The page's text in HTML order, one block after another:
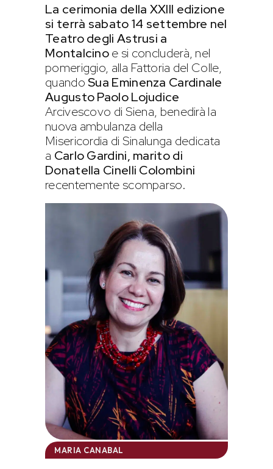
La cerimonia della XXIII edizione
si terrà sabato 14 settembre nel
Teatro degli Astrusi a
Montalcinoe si concluderà, nel
pomeriggio, alla Fattoria del Colle,
quandoSua Eminenza Cardinale
Augusto Paolo Lojudice
Arcivescovo di Siena, benedirà la
nuova ambulanza della
Misericordia di Sinalunga dedicata
a Carlo Gardini, marito di
Donatella Cinelli Colombini
recentemente scomparso.
MARIA CANABAL